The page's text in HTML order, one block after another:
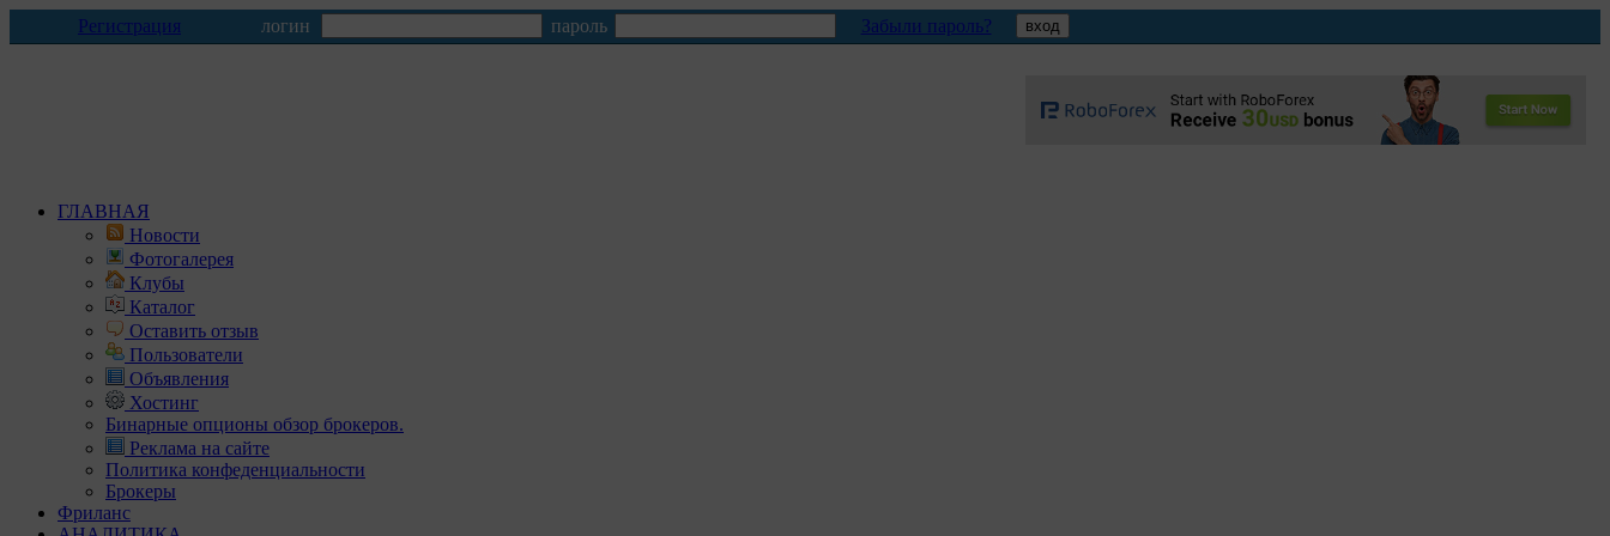
Регистрация логин пароль Забыли пароль?
ГЛАВНАЯ
Новости
Фотогалерея
Клубы
Каталог
Оставить отзыв
Пользователи
Объявления
Хостинг
Бинарные опционы обзор брокеров.
Реклама на сайте
Политика конфеденциальности
Брокеры
Фриланс